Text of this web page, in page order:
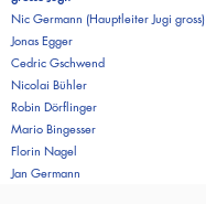
Nic Germann (Hauptleiter Jugi gross)
Jonas Egger
Cedric Gschwend
Nicolai Bühler
Robin Dörflinger
Mario Bingesser
Florin Nagel
Jan Germann